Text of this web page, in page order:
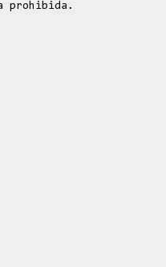
prohibida.